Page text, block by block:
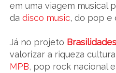
em uma viagem musical
da disco music, do pop e
Já no projeto Brasilidades
valorizar a riqueza
MPB, pop rock nacional